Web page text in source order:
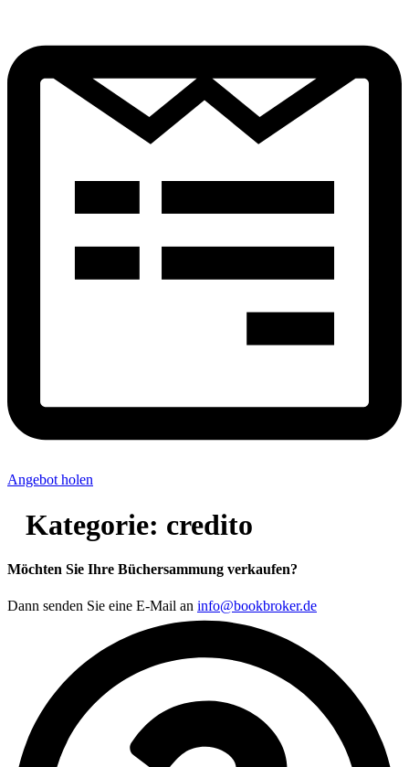
Angebot holen
Kategorie: credito
Möchten Sie Ihre Büchersammung verkaufen?
Dann senden Sie eine E-Mail an info@bookbroker.de